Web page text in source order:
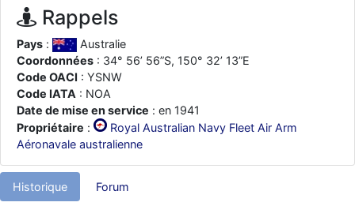
bien sûr que oui !
je suis un avion@,._,+
moi et quelques avions n'ont pas les mêmes noms qu'aujourd'hui
ouakamois : Bonjourà toutes et à tous.en espérantque ces
quelques images du Pays Basque vous auront plu ; Agur…
d9pouces : Je me rattraperai à la Ferté samedi
d9pouces: Malheureusement nonun peu trop loin pour moi !
meeting de Lann Bihoué de 2026 ?
cachée dans les pins
Rappels
Pays :
Australie
Coordonnées : 34° 56’ 56”S, 150° 32’ 13”E
Code OACI : YSNW
Code IATA : NOA
Date de mise en service : en 1941
Propriétaire :
Royal Australian Navy Fleet Air Arm
Aéronavale australienne
Historique Forum